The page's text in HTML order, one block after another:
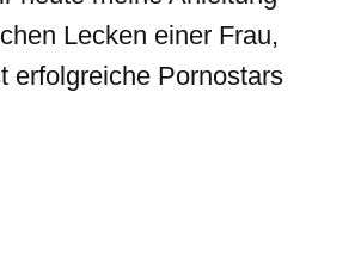
Lecken einer Frau,
erfolgreiche Pornostars